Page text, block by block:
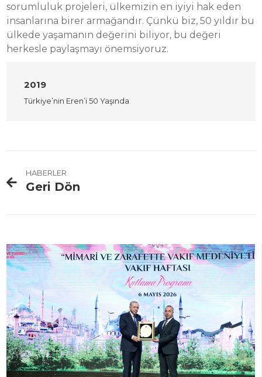
sorumluluk projeleri, ülkemizin en iyiyi hak eden
insanlarına birer armağandır. Çünkü biz, 50 yıldır bu
ülkede yaşamanın değerini biliyor, bu değeri
herkesle paylaşmayı önemsiyoruz.
2019
Türkiye’nin Eren’i 50 Yaşında
HABERLER
Geri Dön